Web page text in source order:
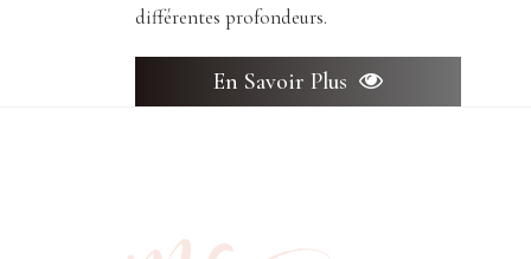
différentes profondeurs.
En Savoir Plus